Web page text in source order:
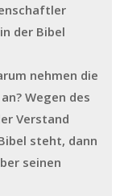
der Bibel
nehmen die
Wegen des
Verstand
steht, dann
seinen